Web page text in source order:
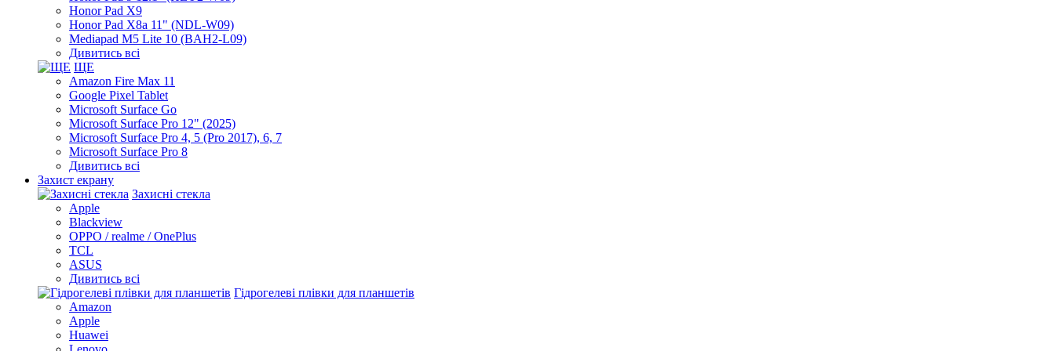
Honor Pad X9
Honor Pad X8a 11" (NDL-W09)
Mediapad M5 Lite 10 (BAH2-L09)
Дивитись всі
ЩЕ
Amazon Fire Max 11
Google Pixel Tablet
Microsoft Surface Go
Microsoft Surface Pro 12" (2025)
Microsoft Surface Pro 4, 5 (Pro 2017), 6, 7
Microsoft Surface Pro 8
Дивитись всі
Захист екрану
Захисні стекла
Apple
Blackview
OPPO / realme / OnePlus
TCL
ASUS
Дивитись всі
Гідрогелеві плівки для планшетів
Amazon
Apple
Huawei